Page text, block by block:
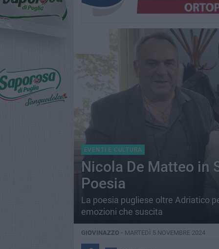
EVENTI E CULTURA
Nicola De Matteo in
Poesia
La poesia pugliese oltre Adriatico
emozioni che suscita
GIOVINAZZO - MARTEDÌ 5 NOVEMBRE 2024